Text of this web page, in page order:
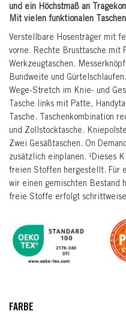
und ein Höchstmaß an
Mit vielen funktionalen
Verstellbare Hosenträger mit
vorne. Rechte Brusttasche mit
Werkzeugtaschen.
Bundweite und
Wege-Stretch im Knie- und
Tasche links mit Patte,
Tasche. Taschenkombination
und Zollstocktasche.
Zwei Gesäßtaschen. On
zusätzlich einplanen. ¹Dieses
freien Stoffen hergestellt. Für
wir einen gemischten Bestand
freie Stoffe erfolgt
FARBE